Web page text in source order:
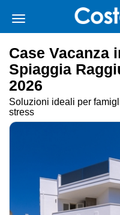
Case Vacanza
Spiaggia
2026
Soluzioni ideali per
stress